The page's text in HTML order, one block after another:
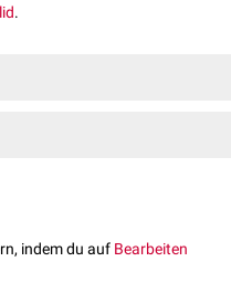
.
tarsi um. Die dort
hat derMusculus tarsalis
Ursprung.
um die Konjunktiva und die
indem du auf Bearbeiten